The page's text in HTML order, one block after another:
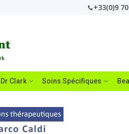
+33(0)9
Clark Soins Spécifiques